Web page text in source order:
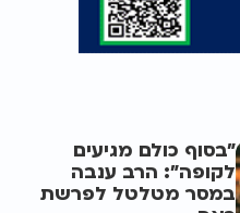
"בסוף כולם מגיעים
לקופה": הרב ענבה
במסר מטלטל לפרשת